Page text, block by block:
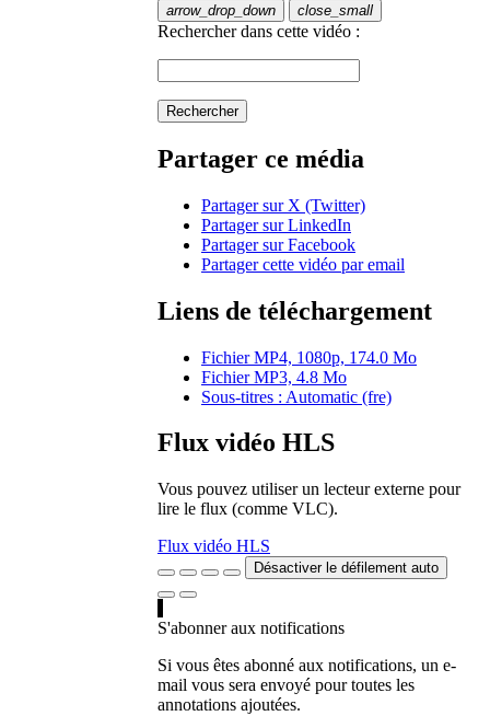
arrow_drop_down
close_small
Rechercher dans cette vidéo :
Rechercher
Partager ce média
Partager sur X (Twitter)
Partager sur LinkedIn
Partager sur Facebook
Partager cette vidéo par email
Liens de téléchargement
Fichier MP4, 1080p, 174.0 Mo
Fichier MP3, 4.8 Mo
Sous-titres : Automatic (fre)
Flux vidéo HLS
Vous pouvez utiliser un lecteur externe pour
lire le flux (comme VLC).
Flux vidéo HLS
Désactiver le défilement auto
S'abonner aux notifications
Si vous êtes abonné aux notifications, un e-
mail vous sera envoyé pour toutes les
annotations ajoutées.